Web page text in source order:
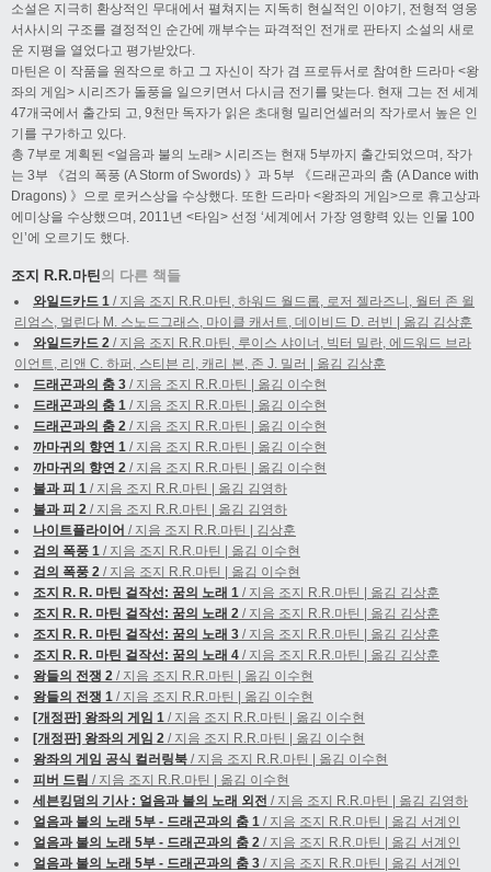
소설은 지극히 환상적인 무대에서 펼쳐지는 지독히 현실적인 이야기, 전형적 영웅
서사시의 구조를 결정적인 순간에 깨부수는 파격적인 전개로 판타지 소설의 새로
운 지평을 열었다고 평가받았다.
마틴은 이 작품을 원작으로 하고 그 자신이 작가 겸 프로듀서로 참여한 드라마 <왕
좌의 게임> 시리즈가 돌풍을 일으키면서 다시금 전기를 맞는다. 현재 그는 전 세계
47개국에서 출간되 고, 9천만 독자가 읽은 초대형 밀리언셀러의 작가로서 높은 인
기를 구가하고 있다.
총 7부로 계획된 <얼음과 불의 노래> 시리즈는 현재 5부까지 출간되었으며, 작가
는 3부 《검의 폭풍 (A Storm of Swords) 》과 5부 《드래곤과의 춤 (A Dance with
Dragons) 》으로 로커스상을 수상했다. 또한 드라마 <왕좌의 게임>으로 휴고상과
에미상을 수상했으며, 2011년 <타임> 선정 ‘세계에서 가장 영향력 있는 인물 100
인’에 오르기도 했다.
조지 R.R.마틴의 다른 책들
와일드카드 1 / 지음 조지 R.R.마틴, 하워드 월드롭, 로저 젤라즈니, 월터 존 윌
리엄스, 멀린다 M. 스노드그래스, 마이클 캐서트, 데이비드 D. 러빈 | 옮김 김상훈
와일드카드 2 / 지음 조지 R.R.마틴, 루이스 샤이너, 빅터 밀란, 에드워드 브라
이언트, 리앤 C. 하퍼, 스티븐 리, 캐리 본, 존 J. 밀러 | 옮김 김상훈
드래곤과의 춤 3 / 지음 조지 R.R.마틴 | 옮김 이수현
드래곤과의 춤 1 / 지음 조지 R.R.마틴 | 옮김 이수현
드래곤과의 춤 2 / 지음 조지 R.R.마틴 | 옮김 이수현
까마귀의 향연 1 / 지음 조지 R.R.마틴 | 옮김 이수현
까마귀의 향연 2 / 지음 조지 R.R.마틴 | 옮김 이수현
불과 피 1 / 지음 조지 R.R.마틴 | 옮김 김영하
불과 피 2 / 지음 조지 R.R.마틴 | 옮김 김영하
나이트플라이어 / 지음 조지 R.R.마틴 | 김상훈
검의 폭풍 1 / 지음 조지 R.R.마틴 | 옮김 이수현
검의 폭풍 2 / 지음 조지 R.R.마틴 | 옮김 이수현
조지 R. R. 마틴 걸작선: 꿈의 노래 1 / 지음 조지 R.R.마틴 | 옮김 김상훈
조지 R. R. 마틴 걸작선: 꿈의 노래 2 / 지음 조지 R.R.마틴 | 옮김 김상훈
조지 R. R. 마틴 걸작선: 꿈의 노래 3 / 지음 조지 R.R.마틴 | 옮김 김상훈
조지 R. R. 마틴 걸작선: 꿈의 노래 4 / 지음 조지 R.R.마틴 | 옮김 김상훈
왕들의 전쟁 2 / 지음 조지 R.R.마틴 | 옮김 이수현
왕들의 전쟁 1 / 지음 조지 R.R.마틴 | 옮김 이수현
[개정판] 왕좌의 게임 1 / 지음 조지 R.R.마틴 | 옮김 이수현
[개정판] 왕좌의 게임 2 / 지음 조지 R.R.마틴 | 옮김 이수현
왕좌의 게임 공식 컬러링북 / 지음 조지 R.R.마틴 | 옮김 이수현
피버 드림 / 지음 조지 R.R.마틴 | 옮김 이수현
세븐킹덤의 기사 : 얼음과 불의 노래 외전 / 지음 조지 R.R.마틴 | 옮김 김영하
얼음과 불의 노래 5부 - 드래곤과의 춤 1 / 지음 조지 R.R.마틴 | 옮김 서계인
얼음과 불의 노래 5부 - 드래곤과의 춤 2 / 지음 조지 R.R.마틴 | 옮김 서계인
얼음과 불의 노래 5부 - 드래곤과의 춤 3 / 지음 조지 R.R.마틴 | 옮김 서계인